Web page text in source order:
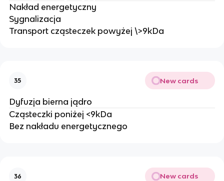
Nakład energetyczny
Sygnalizacja
Transport cząsteczek powyżej \>9kDa
35 New cards
Dyfuzja bierna jądro
Cząsteczki poniżej <9kDa
Bez nakładu energetycznego
36 New cards